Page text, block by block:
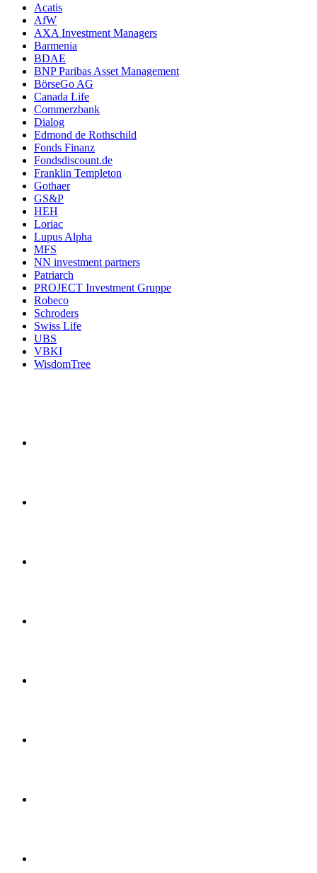
Acatis
AfW
AXA Investment Managers
Barmenia
BDAE
BNP Paribas Asset Management
BörseGo AG
Canada Life
Commerzbank
Dialog
Edmond de Rothschild
Fonds Finanz
Fondsdiscount.de
Franklin Templeton
Gothaer
GS&P
HEH
Loriac
Lupus Alpha
MFS
NN investment partners
Patriarch
PROJECT Investment Gruppe
Robeco
Schroders
Swiss Life
UBS
VBKI
WisdomTree